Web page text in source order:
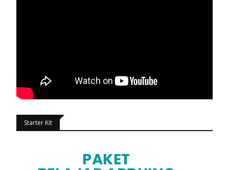
Starter Kit